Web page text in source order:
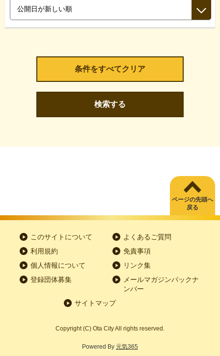
検索する
ページの先頭へ
戻る
このサイトについて
よくあるご質問
利用規約
免責事項
個人情報について
リンク集
登録団体募集
メールマガジンバックナ
ンバー
サイトマップ
Copyright (C) Ota City All rights reserved.
Powered By 元気365